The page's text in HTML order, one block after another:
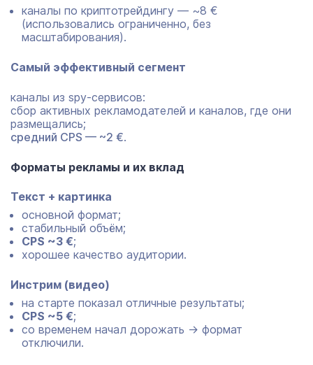
каналы по криптотрейдингу — ~8 €
(использовались ограниченно, без
масштабирования).
Самый эффективный сегмент
каналы из spy-сервисов:
сбор активных рекламодателей и каналов, где они
размещались;
средний CPS — ~2 €.
Форматы рекламы и их вклад
Текст + картинка
основной формат;
стабильный объём;
CPS ~3 €;
хорошее качество аудитории.
Инстрим (видео)
на старте показал отличные результаты;
CPS ~5 €;
со временем начал дорожать → формат
отключили.